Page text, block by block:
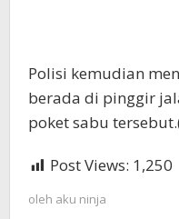
Polisi kemudian
berada di pinggir
poket sabu
Post Views: 1,250
oleh aku ninja